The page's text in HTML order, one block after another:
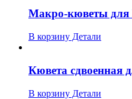
Макро-кюветы для
В корзину Детали
Кювета сдвоенная
В корзину Детали